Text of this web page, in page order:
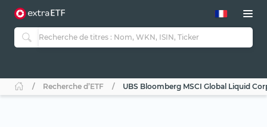
Recherche d’ETF UBS Bloomberg MSCI Global Liquid